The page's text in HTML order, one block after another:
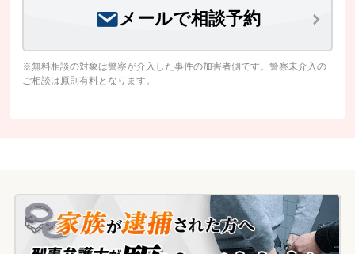
メールで相談予約
※無料相談の対象は警察が介入した事件の加害者側です。警察未介入の
ご相談は原則有料となります。